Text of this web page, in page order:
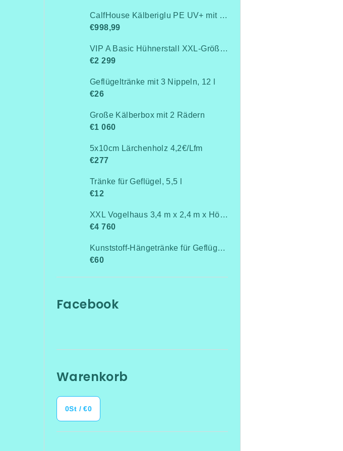
CalfHouse Kälberiglu PE UV+ mit schwerem Gitterzaun
€998,99
VIP A Basic Hühnerstall XXL-Größe für 15-20 Hühner - Komplett montiert -Kostenlose Lieferung- Ohne Wärmedämmung,Heizung/Kühlung und Beleuchtung
€2 299
Geflügeltränke mit 3 Nippeln, 12 l
€26
Große Kälberbox mit 2 Rädern
€1 060
5x10cm Lärchenholz 4,2€/Lfm
€277
Tränke für Geflügel, 5,5 l
€12
XXL Vogelhaus 3,4 m x 2,4 m x Höhe 2,6 m
€4 760
Kunststoff-Hängetränke für Geflügel, Anschluss an Rohrleitung / Niederdruck bis 0,5 bar
€60
Facebook
Warenkorb
0St /€0